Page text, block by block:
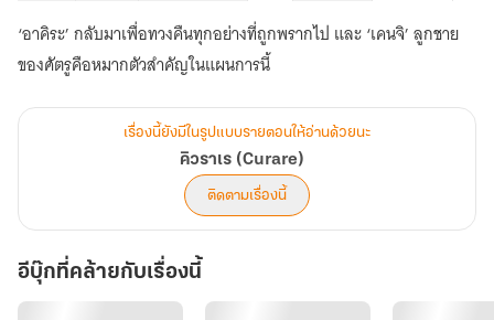
‘อาคิระ’ กลับมาเพื่อทวงคืนทุกอย่างที่ถูกพรากไป และ ‘เคนจิ’ ลูกชาย
ของศัตรูคือหมากตัวสำคัญในแผนการนี้
เรื่องนี้ยังมีในรูปแบบรายตอนให้อ่านด้วยนะ
คิวราเร (Curare)
ติดตามเรื่องนี้
อีบุ๊กที่คล้ายกับเรื่องนี้